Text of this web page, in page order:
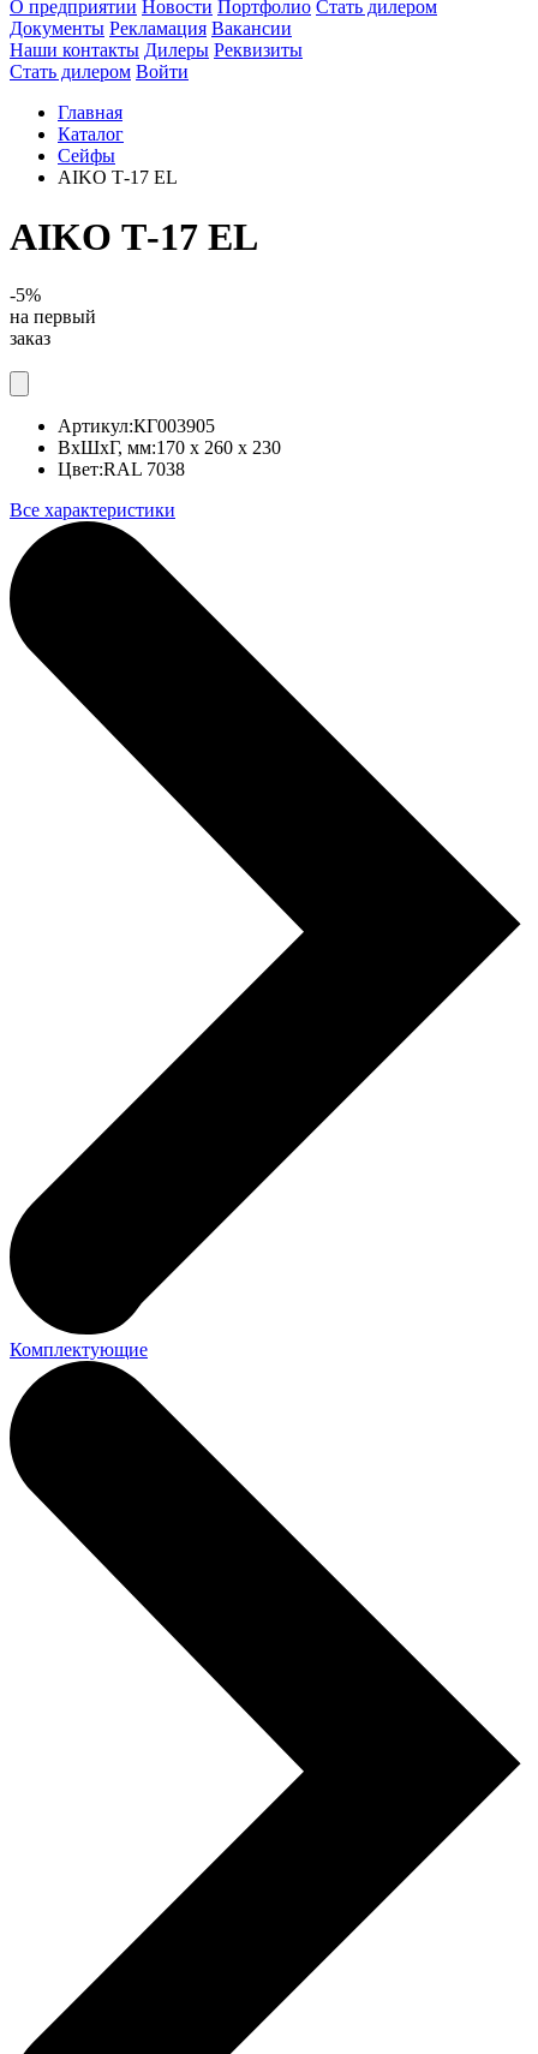
О предприятии Новости Портфолио Стать дилером
Документы Рекламация Вакансии
Наши контакты Дилеры Реквизиты
Стать дилером Войти
Главная
Каталог
Сейфы
AIKO Т-17 EL
AIKO Т-17 EL
-5%
на первый
заказ
Артикул:КГ003905
ВхШхГ, мм:170 x 260 x 230
Цвет:RAL 7038
Все характеристики
Комплектующие